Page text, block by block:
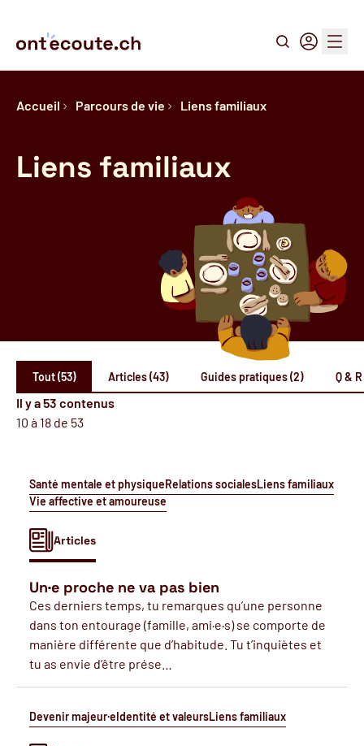
Recherche
Connexion
Menu
Accueil Parcours de vie Liens familiaux
Liens familiaux
Tout (53) Articles (43) Guides pratiques (2) Q &
Il y a 53 contenus
10 à 18 de 53
Santé mentale et physiqueRelations socialesLiens familiaux
Vie affective et amoureuse
Articles
Un·e proche ne va pas bien
Ces derniers temps, tu remarques qu’une personne
dans ton entourage (famille, ami·e·s) se comporte de
manière différente que d’habitude. Tu t’inquiètes et
tu as envie d’être prése…
Devenir majeur·eIdentité et valeursLiens familiaux